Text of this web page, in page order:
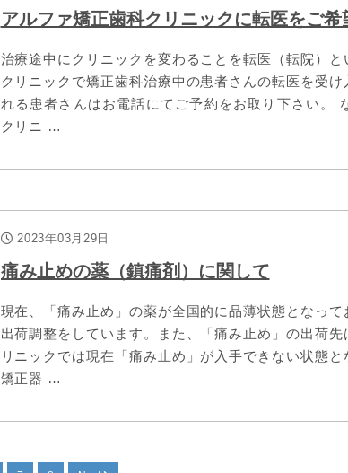
アルファ矯正歯科クリニックに転医をご
治療途中にクリニックを変わることを転医（転院）
クリニックで矯正歯科治療中の患者さんの転医を受
れる患者さんはお電話にてご予約をお取り下さい。
クリニ …
2023年03月29日
痛み止めの薬（鎮痛剤）に関して
現在、「痛み止め」の薬が全国的に品薄状態となっ
出荷調整をしています。また、「痛み止め」の出荷
リニックでは現在「痛み止め」が入手できない状態
矯正器 …